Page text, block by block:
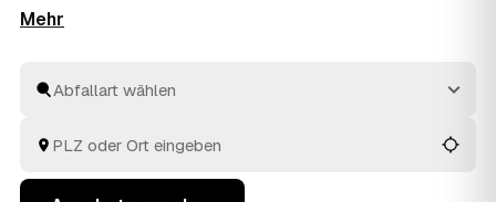
irgendwann den richtigen Container. Mit AWL
aus der Region. Der Container wird angeliefert, befüllt
vergleichen Sie in Friedrichstadt und